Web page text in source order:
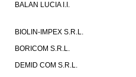
BALAN LUCIA I.I.
BIOLIN-IMPEX S.R.L.
BORICOM S.R.L.
DEMID COM S.R.L.